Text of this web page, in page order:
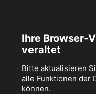
Ihre Browser-
veraltet
Bitte aktualisieren
alle Funktionen der
können.